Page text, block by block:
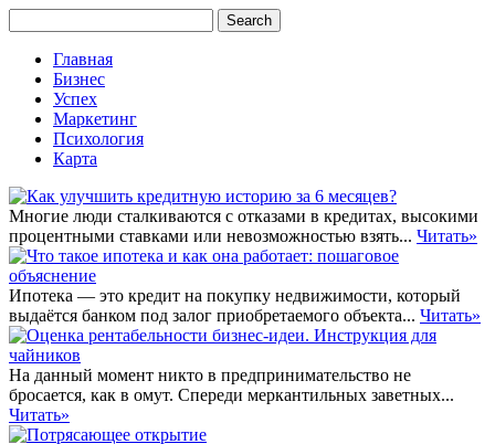
Главная
Бизнес
Успех
Маркетинг
Психология
Карта
Многие люди сталкиваются с отказами в кредитах, высокими
процентными ставками или невозможностью взять... Читать»
Ипотека — это кредит на покупку недвижимости, который
выдаётся банком под залог приобретаемого объекта... Читать»
На данный момент никто в предпринимательство не
бросается, как в омут. Спереди меркантильных заветных...
Читать»